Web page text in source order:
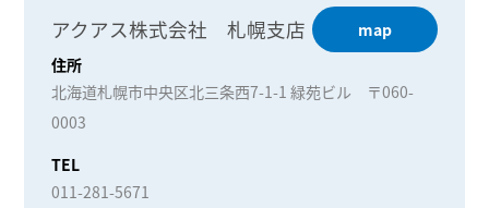
アクアス株式会社 札幌支店
map
住所
北海道札幌市中央区北三条西7-1-1 緑苑ビル 〒060-
0003
TEL
011-281-5671